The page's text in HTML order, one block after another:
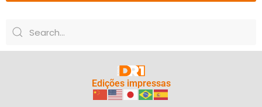
Edições impressas